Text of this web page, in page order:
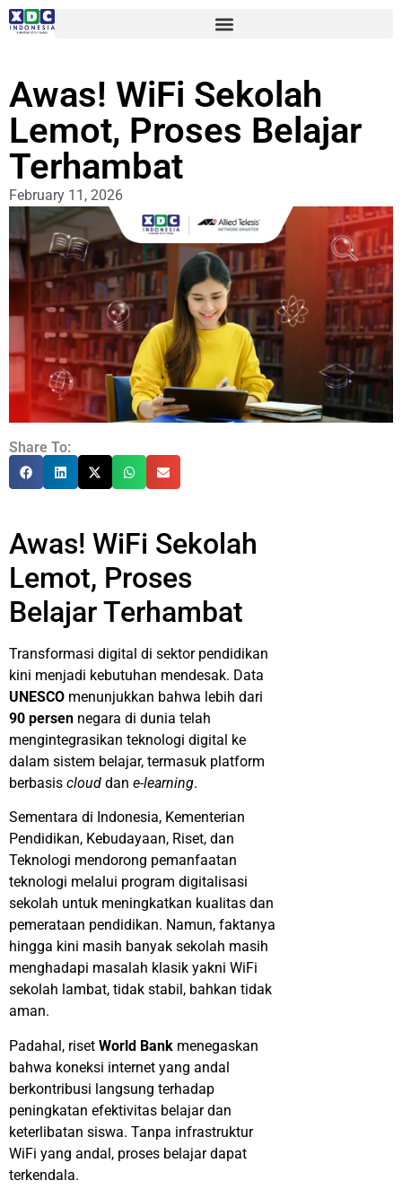
Awas! WiFi Sekolah
Lemot, Proses Belajar
Terhambat
February 11, 2026
Share To:
Awas! WiFi Sekolah
Lemot, Proses
Belajar Terhambat
Transformasi digital di sektor pendidikan
kini menjadi kebutuhan mendesak. Data
UNESCO menunjukkan bahwa lebih dari
90 persen negara di dunia telah
mengintegrasikan teknologi digital ke
dalam sistem belajar, termasuk platform
berbasis cloud dan e-learning.
Sementara di Indonesia, Kementerian
Pendidikan, Kebudayaan, Riset, dan
Teknologi mendorong pemanfaatan
teknologi melalui program digitalisasi
sekolah untuk meningkatkan kualitas dan
pemerataan pendidikan. Namun, faktanya
hingga kini masih banyak sekolah masih
menghadapi masalah klasik yakni WiFi
sekolah lambat, tidak stabil, bahkan tidak
aman.
Padahal, riset World Bank menegaskan
bahwa koneksi internet yang andal
berkontribusi langsung terhadap
peningkatan efektivitas belajar dan
keterlibatan siswa. Tanpa infrastruktur
WiFi yang andal, proses belajar dapat
terkendala.